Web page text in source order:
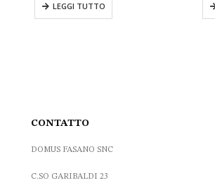
LEGGI TUTTO
CONTATTO
DOMUS FASANO SNC
C.SO GARIBALDI 23